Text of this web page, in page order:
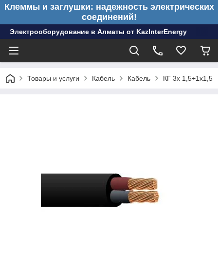
Клеммы и заглушки: надежность электрических
соединений!
Электрооборудование в Алматы от KazInterEnergy
Товары и услуги Кабель Кабель КГ 3х 1,5+1х1,5